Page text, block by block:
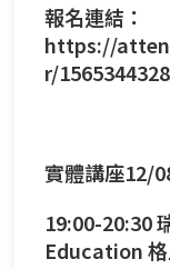
報名連結：
https://
r/
實體講座12/
19:00-20:30
Education